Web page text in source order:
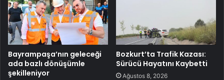
Bayrampaşa’nın geleceği
ada bazlı dönüşümle
şekilleniyor
Bozkurt’ta Trafik Kazası:
Sürücü Hayatını Kaybetti
Ağustos 8, 2026